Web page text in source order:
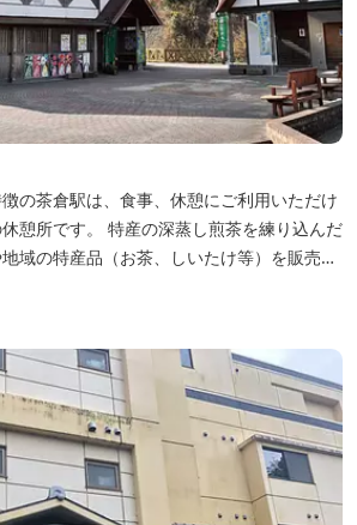
の茶倉駅は、食事、休憩にご利用いただけ
蒸し煎茶を練り込んだ
域の特産品（お茶、しいたけ等）を販売。
のエバーグレイズ香肌峡まですぐ。 【イ
丼…地元産の甘味噌を使ったボリュームた